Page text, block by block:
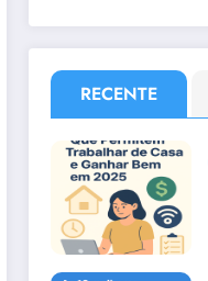
RECENTE